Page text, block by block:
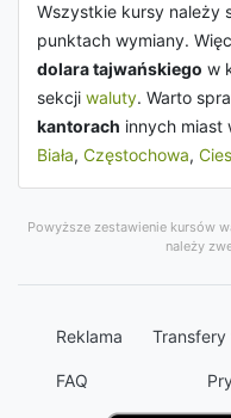
Wszystkie kursy należy
punktach wymiany.
dolara tajwańskiego w
sekcji waluty. Warto
kantorach innych miast
Biała, Częstochowa,
Powyższe zestawienie kursów
należy
Reklama
FAQ